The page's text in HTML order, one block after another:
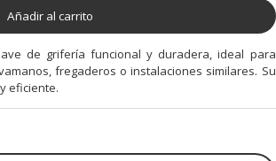
Añadir al carrito
de grifería funcional y duradera, ideal para
fregaderos o instalaciones similares. Su
eficiente.